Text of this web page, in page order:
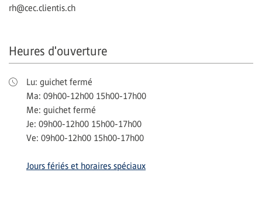
rh@cec.clientis.ch
Heures d'ouverture
Lu: guichet fermé
Ma: 09h00-12h00 15h00-17h00
Me: guichet fermé
Je: 09h00-12h00 15h00-17h00
Ve: 09h00-12h00 15h00-17h00
Jours fériés et horaires spéciaux